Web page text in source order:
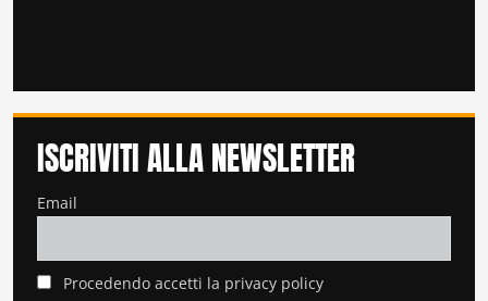
ISCRIVITI ALLA NEWSLETTER
Email
Procedendo accetti la privacy policy